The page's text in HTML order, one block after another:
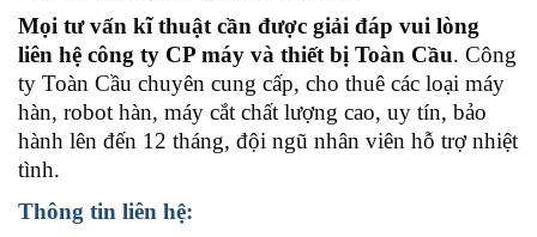
Mọi tư vấn kĩ thuật cần được giải đáp vui lòng
liên hệ công ty CP máy và thiết bị Toàn Cầu. Công
ty Toàn Cầu chuyên cung cấp, cho thuê các loại máy
hàn, robot hàn, máy cắt chất lượng cao, uy tín, bảo
hành lên đến 12 tháng, đội ngũ nhân viên hỗ trợ nhiệt
tình.
Thông tin liên hệ: